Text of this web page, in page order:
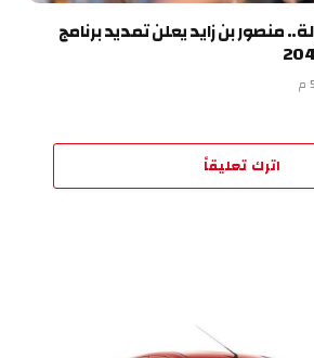
منصور بن زايد يعلن تمديد برنامج
اترك تعليقاً